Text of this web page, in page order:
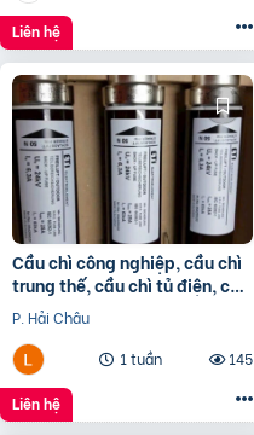
Liên hệ
Cầu chì công nghiệp, cầu chì
trung thế, cầu chì tủ điện, cầu
chì trạm biến áp, cầu chì tự
rơi
P. Hải Châu
1 tuần
145
Liên hệ